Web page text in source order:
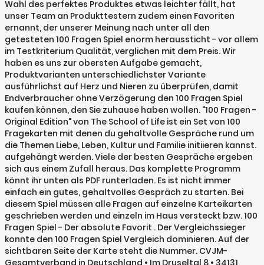
Wahl des perfektes Produktes etwas leichter fällt, hat
unser Team an Produkttestern zudem einen Favoriten
ernannt, der unserer Meinung nach unter all den
getesteten 100 Fragen Spiel enorm heraussticht - vor allem
im Testkriterium Qualität, verglichen mit dem Preis. Wir
haben es uns zur obersten Aufgabe gemacht,
Produktvarianten unterschiedlichster Variante
ausführlichst auf Herz und Nieren zu überprüfen, damit
Endverbraucher ohne Verzögerung den 100 Fragen Spiel
kaufen können, den Sie zuhause haben wollen. "100 Fragen -
Original Edition" von The School of Life ist ein Set von 100
Fragekarten mit denen du gehaltvolle Gespräche rund um
die Themen Liebe, Leben, Kultur und Familie initiieren kannst.
aufgehängt werden. Viele der besten Gespräche ergeben
sich aus einem Zufall heraus. Das komplette Programm
könnt ihr unten als PDF runterladen. Es ist nicht immer
einfach ein gutes, gehaltvolles Gespräch zu starten. Bei
diesem Spiel müssen alle Fragen auf einzelne Karteikarten
geschrieben werden und einzeln im Haus versteckt bzw. 100
Fragen Spiel - Der absolute Favorit . Der Vergleichssieger
konnte den 100 Fragen Spiel Vergleich dominieren. Auf der
sichtbaren Seite der Karte steht die Nummer. CVJM-
Gesamtverband in Deutschland • Im Druseltal 8 • 34131